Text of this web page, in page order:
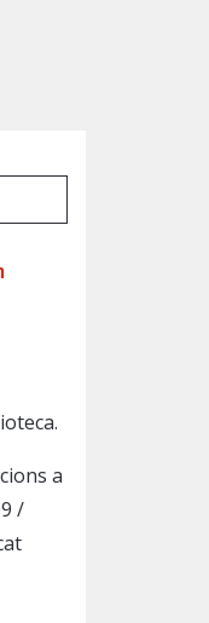
a
/